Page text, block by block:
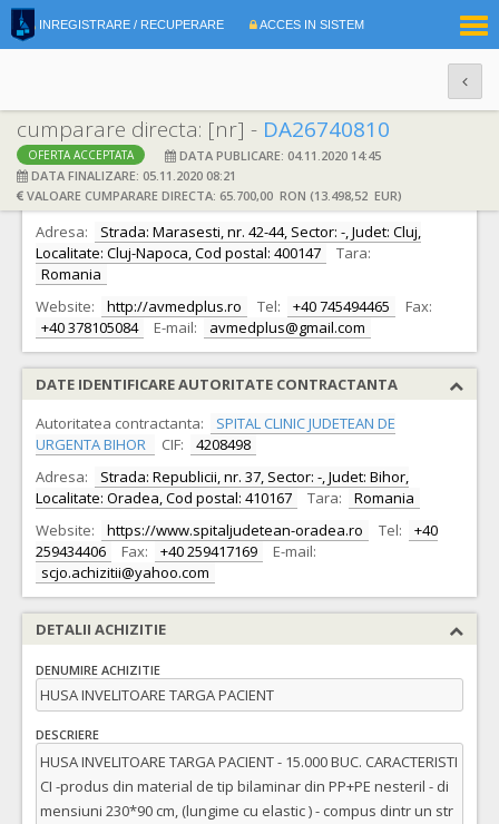
INREGISTRARE / RECUPERARE ACCES IN SISTEM
cumparare directa: [nr] - DA26740810
OFERTA ACCEPTATA
DATA PUBLICARE: 04.11.2020 14:45
DATA FINALIZARE: 05.11.2020 08:21
VALOARE CUMPARARE DIRECTA: 65.700,00 RON (13.498,52 EUR)
DATE IDENTIFICARE OFERTANT
Ofertant: S.C. AVMED PLUS S.R.L. CIF: 29200716
Adresa:
Strada: Marasesti, nr. 42-44, Sector: -, Judet: Cluj,
Localitate: Cluj-Napoca, Cod postal: 400147
Tara:
Romania
Website:
http://avmedplus.ro Tel: +40 745494465
Fax:
+40 378105084
E-mail: avmedplus@gmail.com
DATE IDENTIFICARE AUTORITATE CONTRACTANTA
Autoritatea contractanta:
SPITAL CLINIC JUDETEAN DE
URGENTA BIHOR
CIF:
4208498
Adresa:
Strada: Republicii, nr. 37, Sector: -, Judet: Bihor,
Localitate: Oradea, Cod postal: 410167
Tara:
Romania
Website:
https://www.spitaljudetean-oradea.ro Tel:
+40
259434406
Fax: +40 259417169
E-mail:
scjo.achizitii@yahoo.com
DETALII ACHIZITIE
DENUMIRE ACHIZITIE
HUSA INVELITOARE TARGA PACIENT
DESCRIERE
HUSA INVELITOARE TARGA PACIENT - 15.000 BUC. CARACTERISTI
CI -produs din material de tip bilaminar din PP+PE nesteril - di
mensiuni 230*90 cm, (lungime cu elastic ) - compus dintr un str